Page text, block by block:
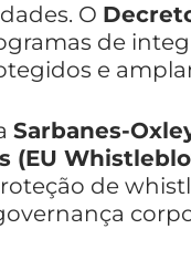
O
de
e
Sarbanes-
(EU
de